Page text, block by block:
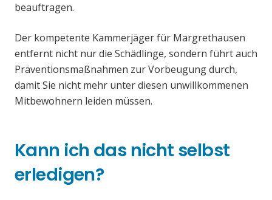
beauftragen.
Der kompetente Kammerjäger für Margrethausen
entfernt nicht nur die Schädlinge, sondern führt auch
Präventionsmaßnahmen zur Vorbeugung durch,
damit Sie nicht mehr unter diesen unwillkommenen
Mitbewohnern leiden müssen.
Kann ich das nicht selbst
erledigen?